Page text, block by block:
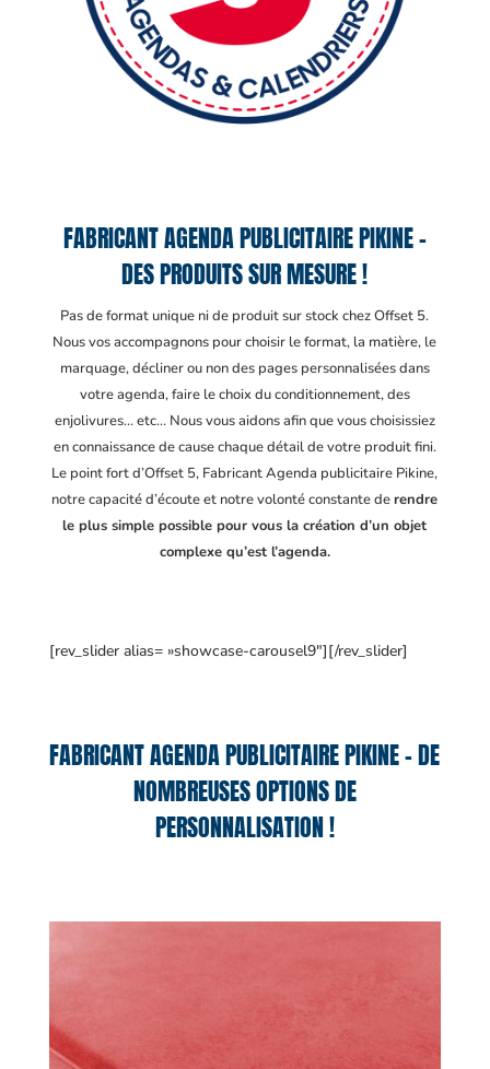
FABRICANT AGENDA PUBLICITAIRE PIKINE –
DES PRODUITS SUR MESURE !
Pas de format unique ni de produit sur stock chez Offset 5.
Nous vos accompagnons pour choisir le format, la matière, le
marquage, décliner ou non des pages personnalisées dans
votre agenda, faire le choix du conditionnement, des
enjolivures… etc… Nous vous aidons afin que vous choisissiez
en connaissance de cause chaque détail de votre produit fini.
Le point fort d’Offset 5, Fabricant Agenda publicitaire Pikine,
notre capacité d’écoute et notre volonté constante derendre
le plus simple possible pour vous la création d’un objet
complexe qu’est l’agenda.
[rev_slider alias= »showcase-carousel9″][/rev_slider]
FABRICANT AGENDA PUBLICITAIRE PIKINE – DE
NOMBREUSES OPTIONS DE
PERSONNALISATION !